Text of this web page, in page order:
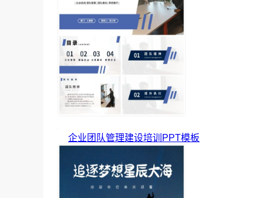
企业团队管理建设培训PPT模板